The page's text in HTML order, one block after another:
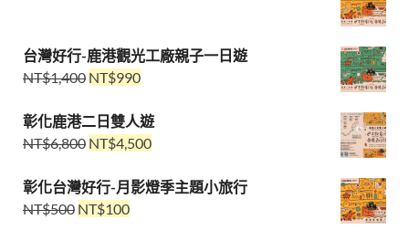
台灣好行-鹿港觀光工廠親子一日遊
NT$1,400 NT$990
彰化鹿港二日雙人遊
NT$6,800 NT$4,500
彰化台灣好行-月影燈季主題小旅行
NT$500 NT$100